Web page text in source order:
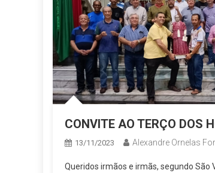
CONVITE AO TERÇO DOS
13/11/2023 Alexandre Ornelas
Queridos irmãos e irmãs, segundo São